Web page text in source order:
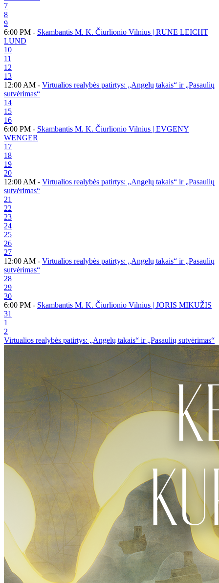
7
8
9
6:00 PM - Skambantis M. K. Čiurlionio Vilnius | RUNE LEICHT
LUND
10
11
12
13
12:00 AM - Virtualios realybės patirtys: „Angelų takais“ ir „Pasaulių
sutvėrimas“
14
15
16
6:00 PM - Skambantis M. K. Čiurlionio Vilnius | EVGENY
WENGER
17
18
19
20
12:00 AM - Virtualios realybės patirtys: „Angelų takais“ ir „Pasaulių
sutvėrimas“
21
22
23
24
25
26
27
12:00 AM - Virtualios realybės patirtys: „Angelų takais“ ir „Pasaulių
sutvėrimas“
28
29
30
6:00 PM - Skambantis M. K. Čiurlionio Vilnius | JORIS MIKUŽIS
31
1
2
Virtualios realybės patirtys: „Angelų takais“ ir „Pasaulių sutvėrimas“